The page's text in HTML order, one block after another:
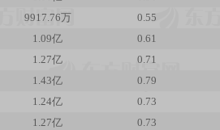
9917.76万 0.55
1.09亿 0.61
1.27亿 0.71
1.43亿 0.79
1.24亿 0.73
1.27亿 0.73